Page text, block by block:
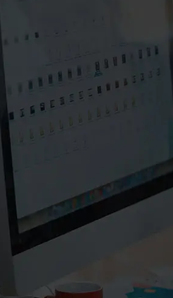
۰۲۱-۸۸۲۰۲۷۱۰
info@manifunds.com